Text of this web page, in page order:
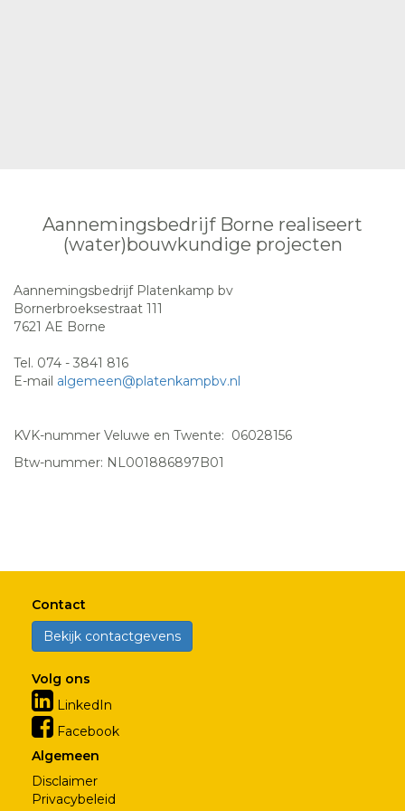
Aannemingsbedrijf Borne realiseert
(water)bouwkundige projecten
Aannemingsbedrijf Platenkamp bv
Bornerbroeksestraat 111
7621 AE Borne
Tel. 074 - 3841 816
E-mail algemeen@platenkampbv.nl
KVK-nummer Veluwe en Twente: 06028156
Btw-nummer: NL001886897B01
Contact
Bekijk contactgevens
Volg ons
LinkedIn
Facebook
Algemeen
Disclaimer
Privacybeleid